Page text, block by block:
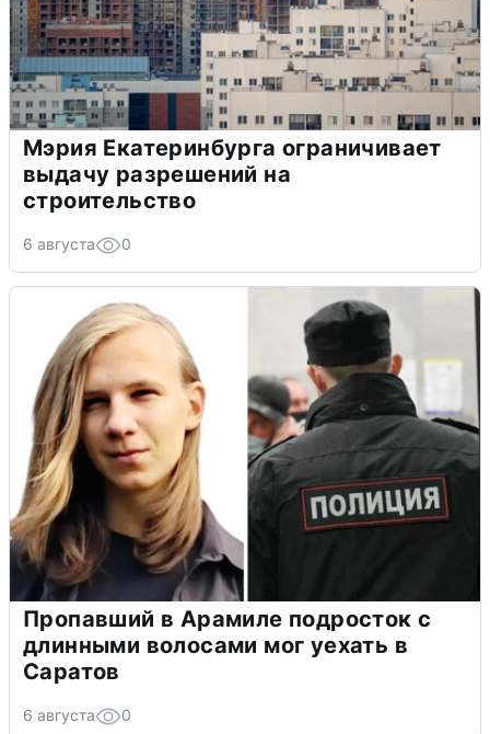
Мэрия Екатеринбурга ограничивает
выдачу разрешений на
строительство
6 августа 0
Пропавший в Арамиле подросток с
длинными волосами мог уехать в
Саратов
6 августа 0